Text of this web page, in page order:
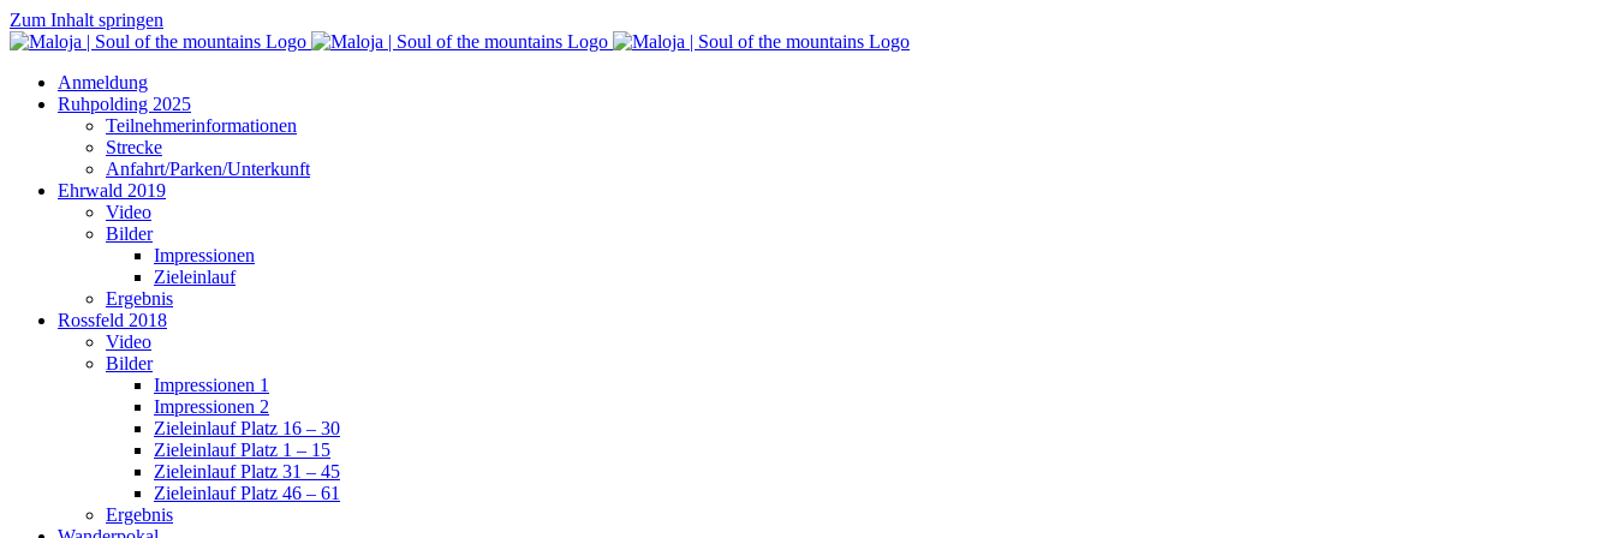
Zum Inhalt springen
Anmeldung
Ruhpolding 2025
Teilnehmerinformationen
Strecke
Anfahrt/Parken/Unterkunft
Ehrwald 2019
Video
Bilder
Impressionen
Zieleinlauf
Ergebnis
Rossfeld 2018
Video
Bilder
Impressionen 1
Impressionen 2
Zieleinlauf Platz 16 – 30
Zieleinlauf Platz 1 – 15
Zieleinlauf Platz 31 – 45
Zieleinlauf Platz 46 – 61
Ergebnis